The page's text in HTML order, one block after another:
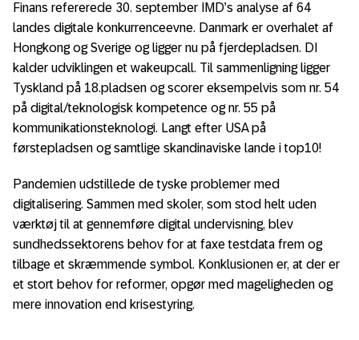
Finans refererede 30. september IMD’s analyse af 64
landes digitale konkurrenceevne. Danmark er overhalet af
Hongkong og Sverige og ligger nu på fjerdepladsen. DI
kalder udviklingen et wakeupcall. Til sammenligning ligger
Tyskland på 18.pladsen og scorer eksempelvis som nr. 54
på digital/teknologisk kompetence og nr. 55 på
kommunikationsteknologi. Langt efter USA på
førstepladsen og samtlige skandinaviske lande i top10!
Pandemien udstillede de tyske problemer med
digitalisering. Sammen med skoler, som stod helt uden
værktøj til at gennemføre digital undervisning, blev
sundhedssektorens behov for at faxe testdata frem og
tilbage et skræmmende symbol. Konklusionen er, at der er
et stort behov for reformer, opgør med mageligheden og
mere innovation end krisestyring.